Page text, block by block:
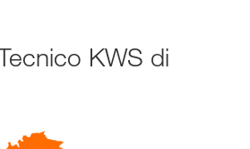
KWS di